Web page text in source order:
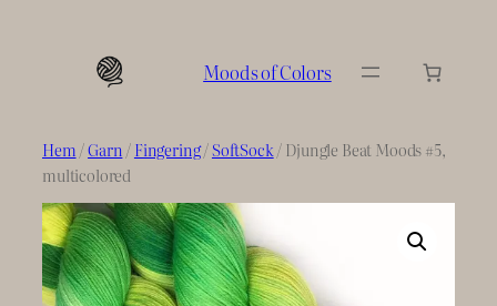
Moods of Colors
Hem/Garn /Fingering/SoftSock/ Djungle Beat Moods #5,
multicolored